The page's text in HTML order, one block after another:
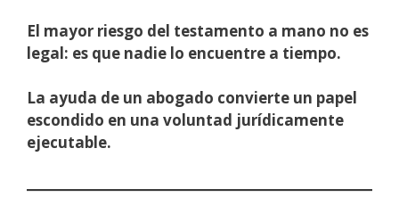
El mayor riesgo del testamento a mano no es
legal: es que nadie lo encuentre a tiempo.
La ayuda de un abogado convierte un papel
escondido en una voluntad jurídicamente
ejecutable.